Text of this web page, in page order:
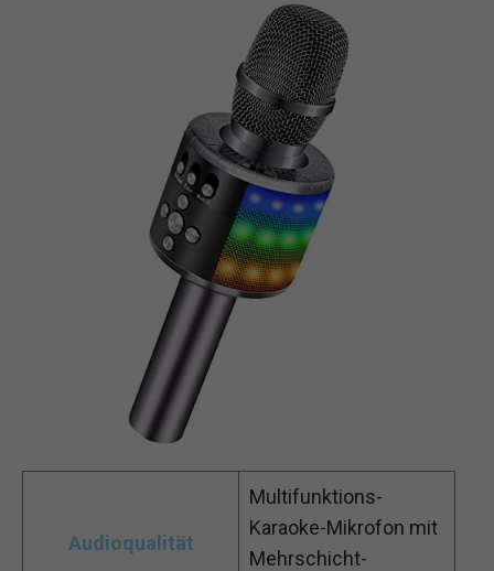
Audioqualität
Multifunktions-
Karaoke-Mikrofon mit
Mehrschicht-